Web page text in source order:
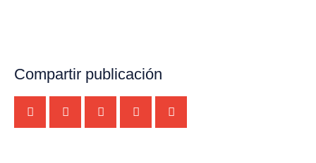
Compartir publicación